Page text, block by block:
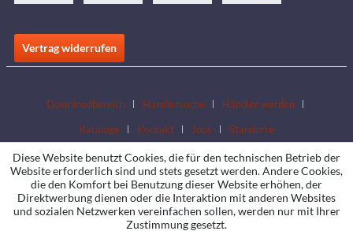
Vertrag widerrufen
Downloadbereich Händlersuche
Händler werden
Kataloge
Kontakt Jobs Standorte
Diese Website benutzt Cookies, die für den technischen Betrieb der
Website erforderlich sind und stets gesetzt werden. Andere Cookies,
die den Komfort bei Benutzung dieser Website erhöhen, der
Direktwerbung dienen oder die Interaktion mit anderen Websites
und sozialen Netzwerken vereinfachen sollen, werden nur mit Ihrer
Zustimmung gesetzt.